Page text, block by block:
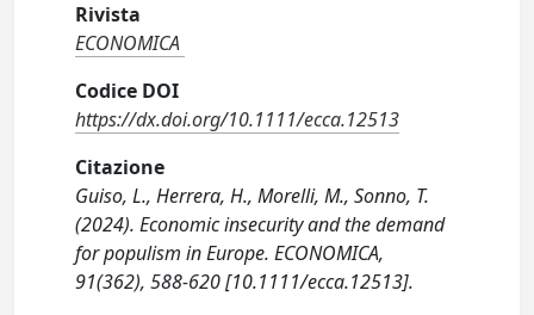
Rivista
ECONOMICA
Codice DOI
https://dx.doi.org/10.1111/ecca.12513
Citazione
Guiso, L., Herrera, H., Morelli, M., Sonno, T.
(2024). Economic insecurity and the demand
for populism in Europe. ECONOMICA,
91(362), 588-620 [10.1111/ecca.12513].